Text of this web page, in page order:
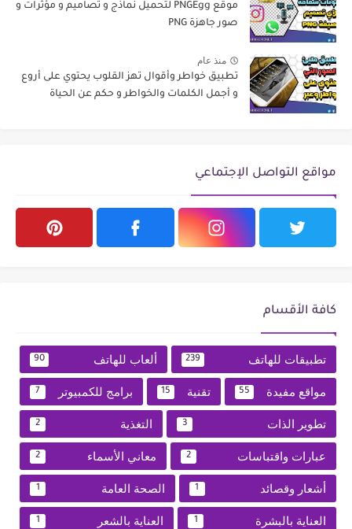
موقع PNGEgg لتحميل نماذج و تصاميم و مؤثرات و
صور جاهزة PNG
منذ عام
تطبيق خواطر وأقوال تهز القلوب يحتوي على أروع
و أجمل الكلمات والخواطر و حكم عن الحياة
مواقع التواصل الإجتماعي
كافة الأقسام
تطبيقات للهاتف 239 ألعاب للهاتف 90
مواقع مفيدة 55 تقنية 15 برامج للكمبيوتر 7
تطوير الذات 3 التغذية 2
عبارات واقتباسات 2 معاني الأسماء 2
أشعار وقصائد 1 الصحة العامة 1
العناية بالبشرة 1 العناية بالشعر 1